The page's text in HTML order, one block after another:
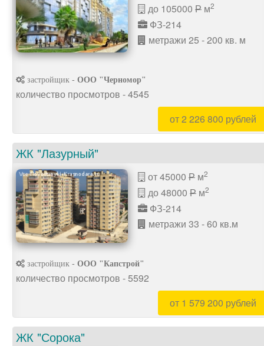
до 105000 P м2
ФЗ-214
метражи 25 - 200 кв. м
застройщик - ООО "Черномор"
количество просмотров - 4545
от 2 226 800 рублей
ЖК "Лазурный"
от 45000 P м2
до 48000 P м2
ФЗ-214
метражи 33 - 60 кв.м
застройщик - ООО "Капстрой"
количество просмотров - 5592
от 1 579 200 рублей
ЖК "Сорока"